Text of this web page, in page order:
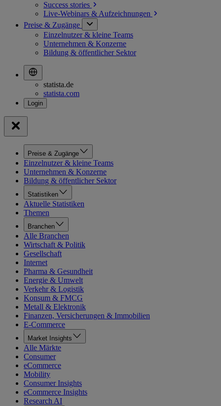
Success stories
Live-Webinars & Aufzeichnungen
Preise & Zugänge
Einzelnutzer & kleine Teams
Unternehmen & Konzerne
Bildung & öffentlicher Sektor
statista.de
statista.com
Preise & Zugänge
Einzelnutzer & kleine Teams
Unternehmen & Konzerne
Bildung & öffentlicher Sektor
Statistiken
Aktuelle Statistiken
Themen
Branchen
Alle Branchen
Wirtschaft & Politik
Gesellschaft
Internet
Pharma & Gesundheit
Energie & Umwelt
Verkehr & Logistik
Konsum & FMCG
Metall & Elektronik
Finanzen, Versicherungen & Immobilien
E-Commerce
Market Insights
Alle Märkte
Consumer
eCommerce
Mobility
Consumer Insights
eCommerce Insights
Research AI